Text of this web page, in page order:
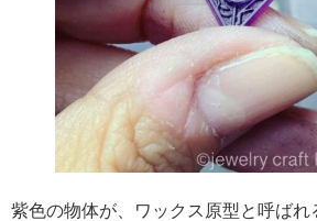
紫色の物体が、ワックス原型と呼ばれ